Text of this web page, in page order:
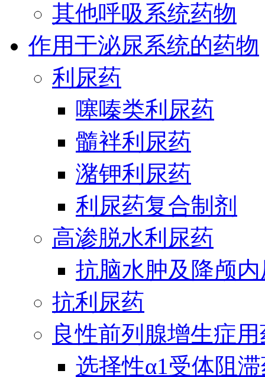
其他呼吸系统药物
作用于泌尿系统的药物
利尿药
噻嗪类利尿药
髓袢利尿药
潴钾利尿药
利尿药复合制剂
高渗脱水利尿药
抗脑水肿及降颅
抗利尿药
良性前列腺增生症
选择性α1受体阻